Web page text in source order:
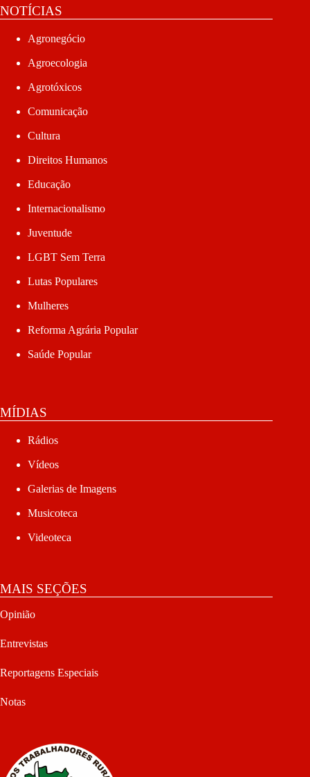
NOTÍCIAS
Agronegócio
Agroecologia
Agrotóxicos
Comunicação
Cultura
Direitos Humanos
Educação
Internacionalismo
Juventude
LGBT Sem Terra
Lutas Populares
Mulheres
Reforma Agrária Popular
Saúde Popular
MÍDIAS
Rádios
Vídeos
Galerias de Imagens
Musicoteca
Videoteca
MAIS SEÇÕES
Opinião
Entrevistas
Reportagens Especiais
Notas